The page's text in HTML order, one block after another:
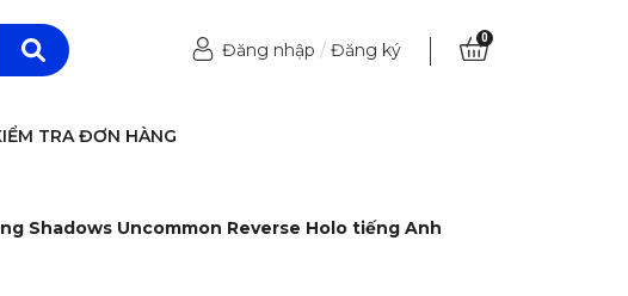
Đăng nhập / Đăng ký
0
TRA ĐƠN HÀNG
Shadows Uncommon Reverse Holo tiếng Anh